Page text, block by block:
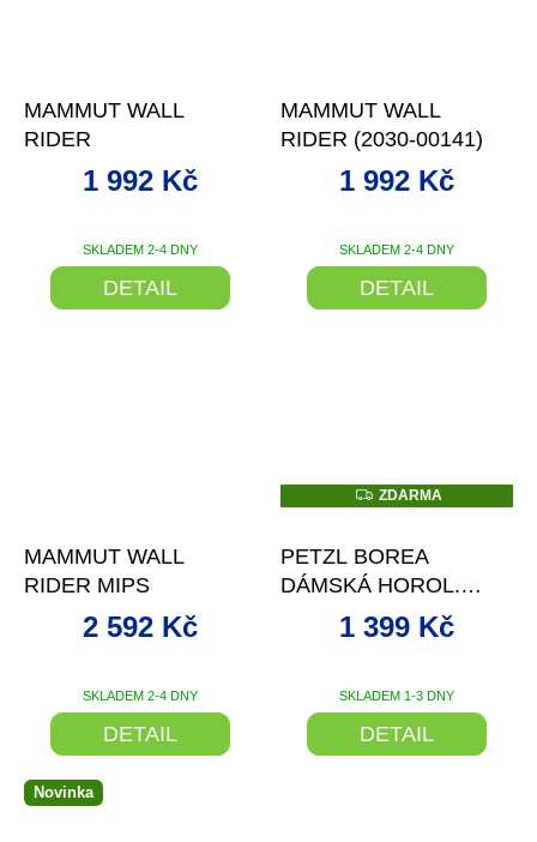
MAMMUT WALL
RIDER
SKLADEM 2-4 DNY
1 992 Kč
DETAIL
MAMMUT WALL
RIDER (2030-00141)
SKLADEM 2-4 DNY
1 992 Kč
DETAIL
MAMMUT WALL
RIDER MIPS
SKLADEM 2-4 DNY
2 592 Kč
DETAIL
Z
D
M
A
ZDARMA
PETZL BOREA
DÁMSKÁ HOROL.
PŘILBA
SKLADEM 1-3 DNY
1 399 Kč
DETAIL
Novinka